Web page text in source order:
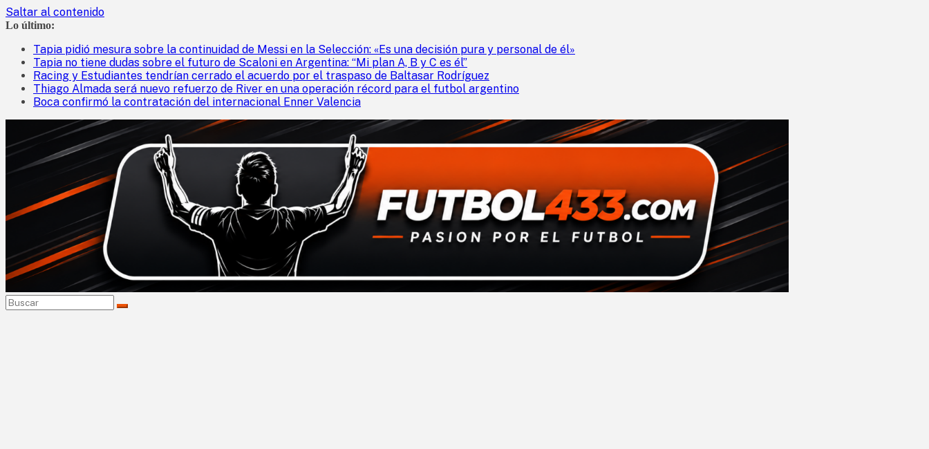
Saltar al contenido
Lo último:
Tapia pidió mesura sobre la continuidad de Messi en la Selección: «Es una decisión pura y personal de él»
Tapia no tiene dudas sobre el futuro de Scaloni en Argentina: “Mi plan A, B y C es él”
Racing y Estudiantes tendrían cerrado el acuerdo por el traspaso de Baltasar Rodríguez
Thiago Almada será nuevo refuerzo de River en una operación récord para el futbol argentino
Boca confirmó la contratación del internacional Enner Valencia